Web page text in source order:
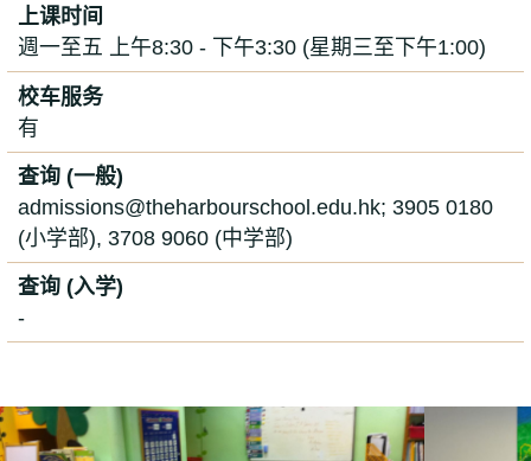
上课时间
週一至五 上午8:30 - 下午3:30 (星期三至下午1:00)
校车服务
有
查询 (一般)
admissions@theharbourschool.edu.hk; 3905 0180
(小学部), 3708 9060 (中学部)
查询 (入学)
-